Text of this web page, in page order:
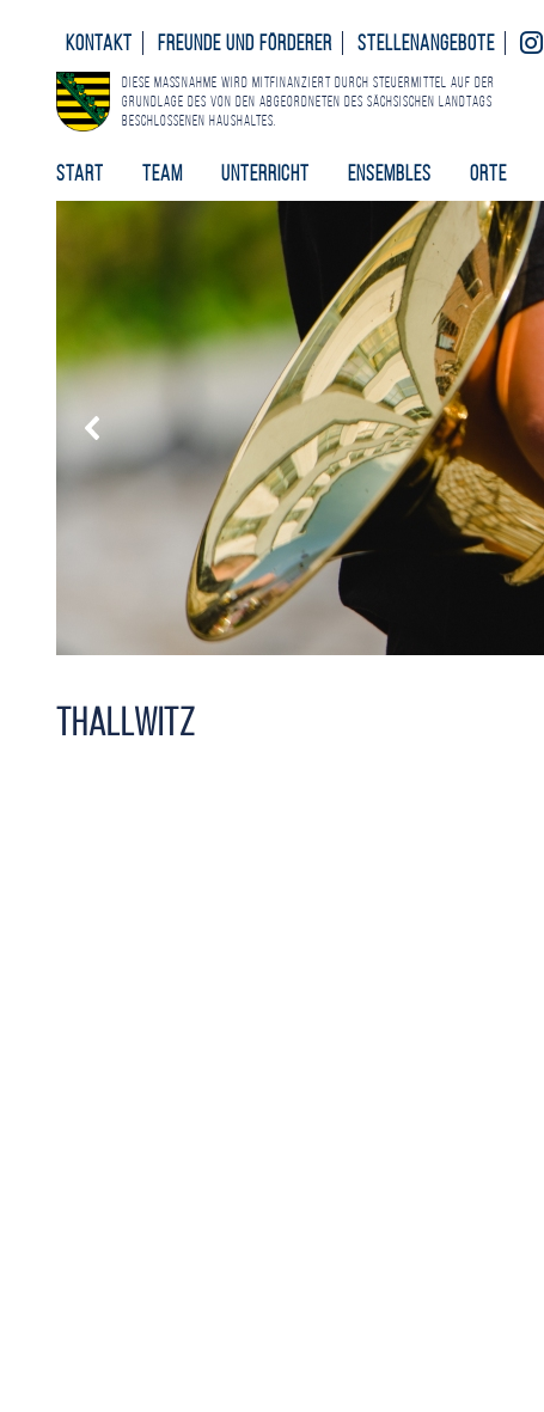
Kontakt Freunde und Förderer Stellenangebote
Diese Maßnahme wird mitfinanziert durch Steuermittel auf der
Grundlage des von den Abgeordneten des Sächsischen Landtags
beschlossenen Haushaltes.
Start Team Unterricht Ensembles Orte
Thallwitz